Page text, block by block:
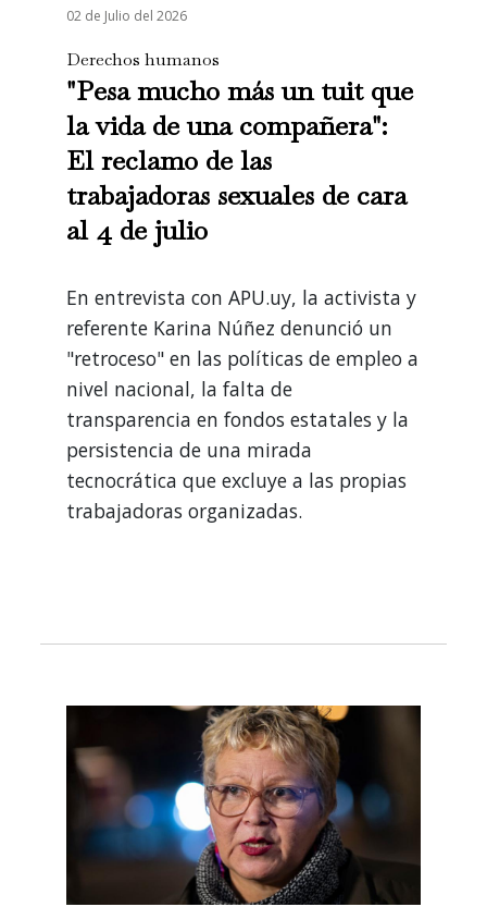
02 de Julio del 2026
Derechos humanos
"Pesa mucho más un tuit que
la vida de una compañera":
El reclamo de las
trabajadoras sexuales de cara
al 4 de julio
En entrevista con APU.uy, la activista y
referente Karina Núñez denunció un
"retroceso" en las políticas de empleo a
nivel nacional, la falta de
transparencia en fondos estatales y la
persistencia de una mirada
tecnocrática que excluye a las propias
trabajadoras organizadas.